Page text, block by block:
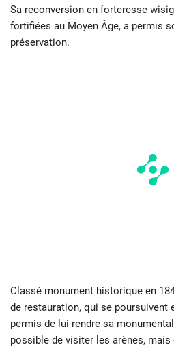
Sa reconversion en forteresse
fortifiées au Moyen Âge, a permis
préservation.
Classé monument historique en
de restauration, qui se poursuivent
permis de lui rendre sa
possible de visiter les arènes, mais